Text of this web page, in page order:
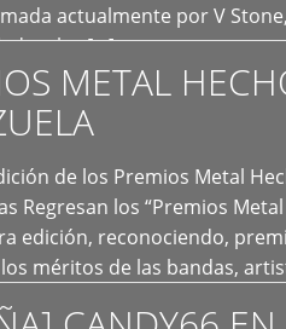
actualmente por V
a las […]
METAL
de los Premios Metal
Regresan los “Premios
edición, reconociendo,
méritos de las bandas,